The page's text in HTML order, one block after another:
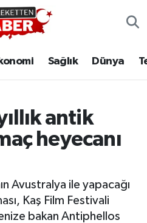
Sağlık Dünya
antik
heyecanı
Avustralya ile yapacağı
Kaş Film Festivali
bakan Antiphellos